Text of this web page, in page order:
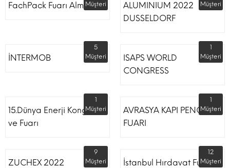
FachPack Fuarı Almanya
Müşteri
ALUMINIUM 2022
DUSSELDORF
Müşteri
İNTERMOB
5
Müşteri
ISAPS WORLD
CONGRESS
1
Müşteri
15.Dünya Enerji Kongresi
ve Fuarı
1
Müşteri
AVRASYA KAPI PENCERE
FUARI
1
Müşteri
ZUCHEX 2022
9
Müşteri
İstanbul Hırdavat Fuarı
12
Müşteri